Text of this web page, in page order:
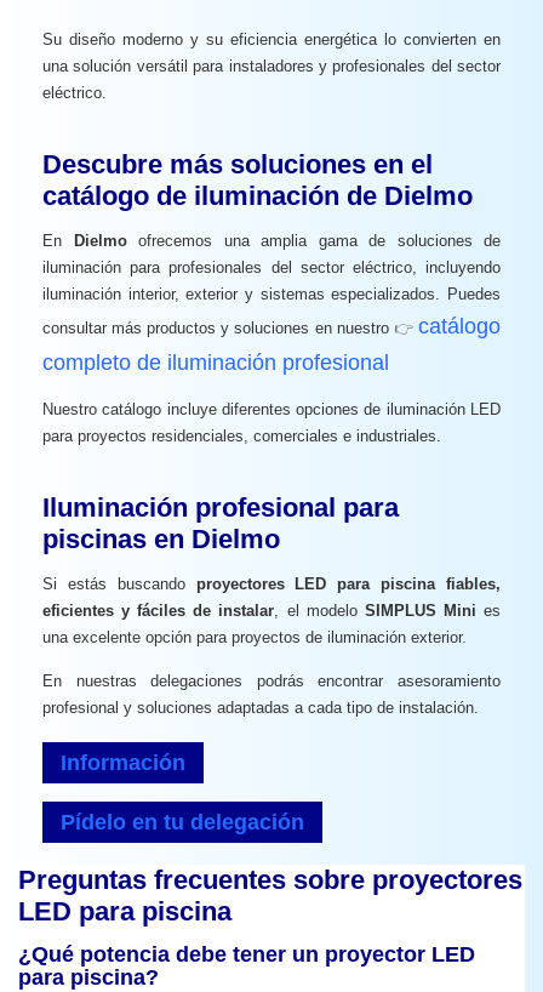
Su diseño moderno y su eficiencia energética lo convierten en
una solución versátil para instaladores y profesionales del sector
eléctrico.
Descubre más soluciones en el
catálogo de iluminación de Dielmo
En Dielmo ofrecemos una amplia gama de soluciones de
iluminación para profesionales del sector eléctrico, incluyendo
iluminación interior, exterior y sistemas especializados. Puedes
consultar más productos y soluciones en nuestro👉catálogo
completo de iluminación profesional
Nuestro catálogo incluye diferentes opciones de iluminación LED
para proyectos residenciales, comerciales e industriales.
Iluminación profesional para
piscinas en Dielmo
Si estás buscando proyectores LED para piscina fiables,
eficientes y fáciles de instalar, el modelo SIMPLUS Mini es
una excelente opción para proyectos de iluminación exterior.
En nuestras delegaciones podrás encontrar asesoramiento
profesional y soluciones adaptadas a cada tipo de instalación.
Información
Pídelo en tu delegación
Preguntas frecuentes sobre proyectores
LED para piscina
¿Qué potencia debe tener un proyector LED
para piscina?